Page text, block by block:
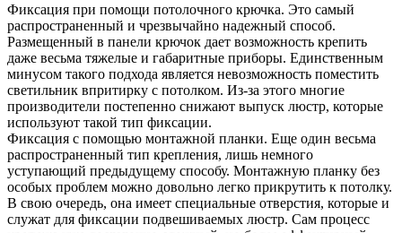
Фиксация при помощи потолочного крючка. Это самый
распространенный и чрезвычайно надежный способ.
Размещенный в панели крючок дает возможность крепить
даже весьма тяжелые и габаритные приборы. Единственным
минусом такого подхода является невозможность поместить
светильник впритирку с потолком. Из-за этого многие
производители постепенно снижают выпуск люстр, которые
используют такой тип фиксации.
Фиксация с помощью монтажной планки. Еще один весьма
распространенный тип крепления, лишь немного
уступающий предыдущему способу. Монтажную планку без
особых проблем можно довольно легко прикрутить к потолку.
В свою очередь, она имеет специальные отверстия, которые и
служат для фиксации подвешиваемых люстр. Сам процесс